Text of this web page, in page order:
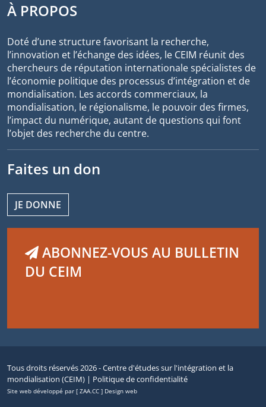
À PROPOS
Doté d’une structure favorisant la recherche,
l’innovation et l’échange des idées, le CEIM réunit des
chercheurs de réputation internationale spécialistes de
l’économie politique des processus d’intégration et de
mondialisation. Les accords commerciaux, la
mondialisation, le régionalisme, le pouvoir des firmes,
l’impact du numérique, autant de questions qui font
l’objet des recherche du centre.
Faites un don
JE DONNE
ABONNEZ-VOUS AU BULLETIN
DU CEIM
Tous droits réservés 2026 - Centre d'études sur l'intégration et la
mondialisation (CEIM) | Politique de confidentialité
Site web développé par [ ZAA.CC ] Design web